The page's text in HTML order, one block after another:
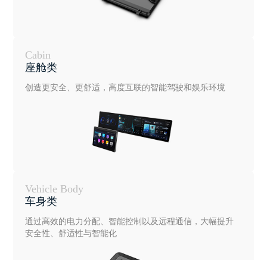
Cabin
座舱类
创造更安全、更舒适，高度互联的智能驾驶和娱乐环境
Vehicle Body
车身类
通过高效的电力分配、智能控制以及远程通信，大幅提升
安全性、舒适性与智能化